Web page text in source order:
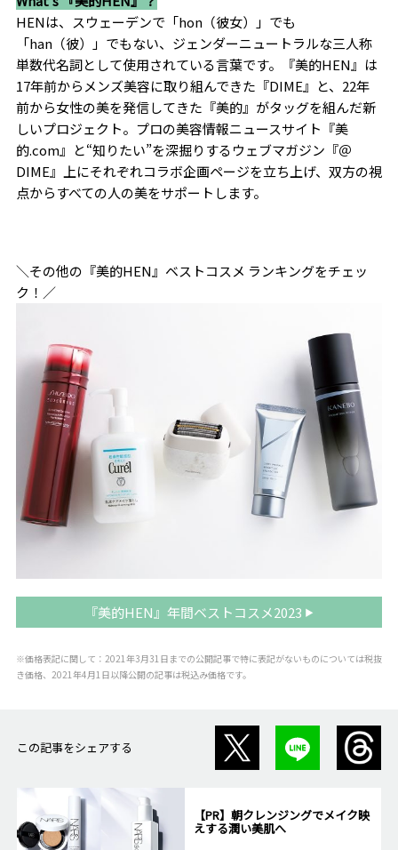
HENは、スウェーデンで「hon（彼女）」でも
「han（彼）」でもない、ジェンダーニュートラルな三人称
単数代名詞として使用されている言葉です。『美的HEN』は
17年前からメンズ美容に取り組んできた『DIME』と、22年
前から女性の美を発信してきた『美的』がタッグを組んだ新
しいプロジェクト。プロの美容情報ニュースサイト『美
的.com』と“知りたい”を深掘りするウェブマガジン『＠
DIME』上にそれぞれコラボ企画ページを立ち上げ、双方の視
点からすべての人の美をサポートします。
＼その他の『美的HEN』ベストコスメ ランキングをチェッ
ク！／
『美的HEN』年間ベストコスメ2023
※価格表記に関して：2021年3月31日までの公開記事で特に表記がないものについては税抜
き価格、2021年4月1日以降公開の記事は税込み価格です。
この記事をシェアする
【PR】朝クレンジングでメイク映
えする潤い美肌へ